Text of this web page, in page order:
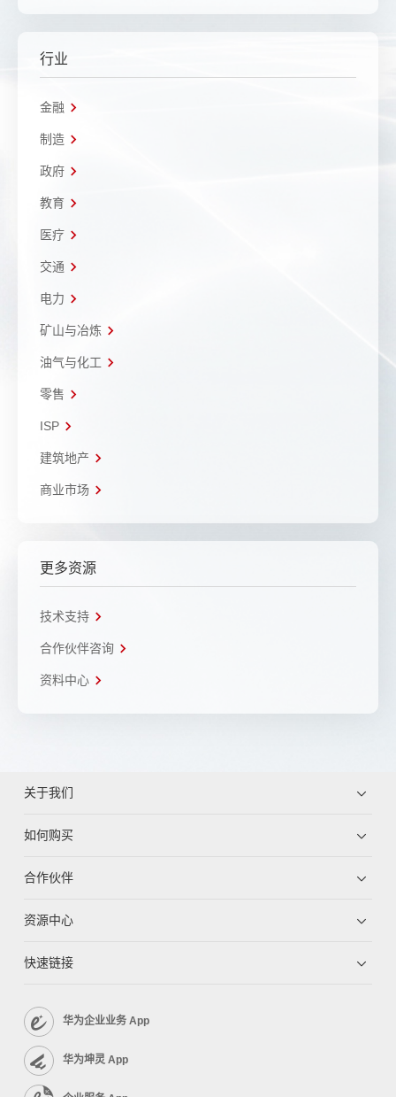
行业
金融
制造
政府
教育
医疗
交通
电力
矿山与冶炼
油气与化工
零售
ISP
建筑地产
商业市场
更多资源
技术支持
合作伙伴咨询
资料中心
关于我们
如何购买
合作伙伴
资源中心
快速链接
华为企业业务 App
华为坤灵 App